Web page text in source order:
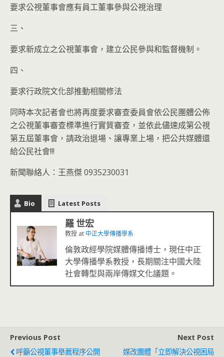
要求公視董事會應有員工董事參與公視治理
三、
要求新成立之公視董事會，建立公民參與和監督機制。
四、
要求行政院文化部推動相關修法
同時本次記者會也將再度要求審查委員會依公民團體公佈
之公視董事審查標準進行實質審查，並依此儘速成第公視
第五屆董事會，請政治退場、讓專業上場，把公共媒體還
給公民社會!!!
新聞聯絡人：王燕傑 0935230031
Bio Latest Posts
羅 世宏
教授 at 中正大學傳播學系
倫敦政經學院媒體傳播博士，現任中正
大學傳播學系教授，長期關注中國大陸
社會轉型與兩岸傳媒文化議題。
Previous Post
呼籲公視董事舉薦程序公開
Next Post
媒改團體「立即解決公視困局